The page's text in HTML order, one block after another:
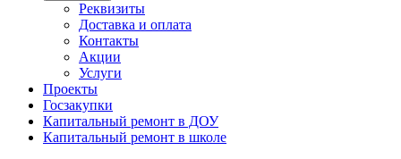
Реквизиты
Доставка и оплата
Контакты
Акции
Услуги
Проекты
Госзакупки
Капитальный ремонт в ДОУ
Капитальный ремонт в школе